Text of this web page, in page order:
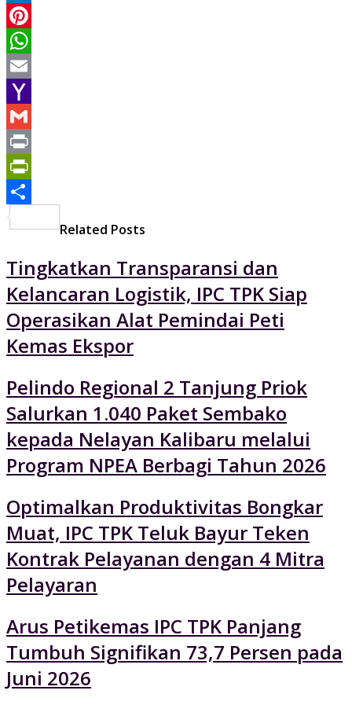
LinkedIn
Pinterest
WhatsApp
Email
Yahoo
Mail
Gmail
Print
PrintFriendly
Related Posts
Tingkatkan Transparansi dan
Kelancaran Logistik, IPC TPK Siap
Operasikan Alat Pemindai Peti
Kemas Ekspor
Pelindo Regional 2 Tanjung Priok
Salurkan 1.040 Paket Sembako
kepada Nelayan Kalibaru melalui
Program NPEA Berbagi Tahun 2026
Optimalkan Produktivitas Bongkar
Muat, IPC TPK Teluk Bayur Teken
Kontrak Pelayanan dengan 4 Mitra
Pelayaran
Arus Petikemas IPC TPK Panjang
Tumbuh Signifikan 73,7 Persen pada
Juni 2026